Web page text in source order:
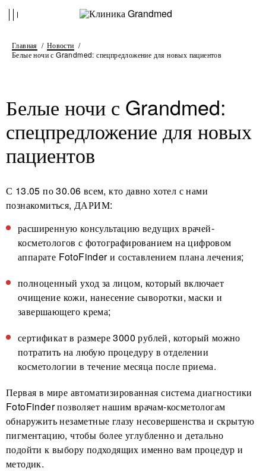
Главная
Новости
Белые ночи с Grandmed: спецпредложение для новых пациентов
Белые ночи с Grandmed:
спецпредложение для новых
пациентов
С 13.05 по 30.06 всем, кто давно хотел с нами
познакомиться, ДАРИМ:
расширенную консультацию ведущих врачей-
косметологов с фотографированием на цифровом
аппарате FotoFinder и составлением плана лечения;
полноценный уход за лицом, который включает
очищение кожи, нанесение сыворотки, маски и
завершающего крема;
сертификат в размере 3000 рублей, который можно
потратить на любую процедуру в отделении
косметологии в течение месяца после приема.
Первая в мире автоматизированная система диагностики
FotoFinder позволяет нашим врачам-косметологам
обнаружить незаметные глазу несовершенства и скрытую
пигментацию, чтобы более углубленно и детально
подойти к выбору подходящих именно вам процедур и
методик.